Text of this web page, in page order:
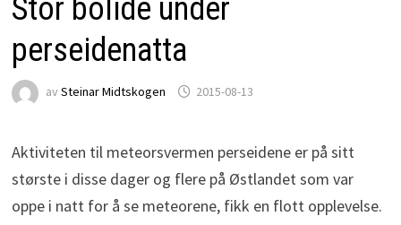
Stor bolide under
perseidenatta
av Steinar Midtskogen 2015-08-13
Aktiviteten til meteorsvermen perseidene er på sitt
største i disse dager og flere på Østlandet som var
oppe i natt for å se meteorene, fikk en flott opplevelse.